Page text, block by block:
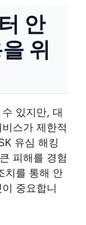
안
위
있지만, 대
스가 제한적
유심 해킹
피해를 경험
치를 통해 안
중요합니